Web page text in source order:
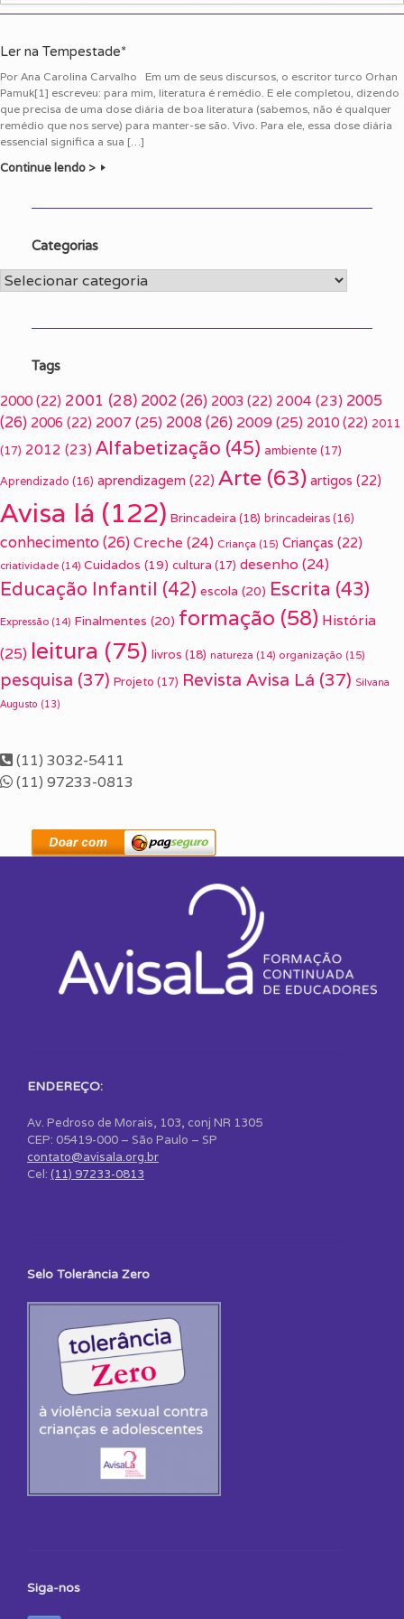
Ler na Tempestade*
Por Ana Carolina Carvalho Em um de seus discursos, o escritor turco Orhan
Pamuk[1] escreveu: para mim, literatura é remédio. E ele completou, dizendo
que precisa de uma dose diária de boa literatura (sabemos, não é qualquer
remédio que nos serve) para manter-se são. Vivo. Para ele, essa dose diária
essencial significa a sua […]
Continue lendo >
Categorias
Categorias
Tags
2000 (22) 2001 (28) 2002(26) 2003 (22) 2004 (23) 2005
(26) 2006 (22) 2007 (25) 2008(26) 2009(25) 2010 (22) 2011
(17) 2012 (23) Alfabetização (45) ambiente (17)
Aprendizado (16) aprendizagem (22) Arte (63) artigos (22)
Avisa lá (122) Brincadeira (18) brincadeiras (16)
conhecimento(26) Creche (24) Criança (15) Crianças (22)
criatividade (14) Cuidados (19) cultura (17) desenho (24)
Educação Infantil (42) escola (20) Escrita (43)
Expressão (14) Finalmentes (20) formação (58) História
(25) leitura (75) livros (18) natureza (14) organização (15)
pesquisa (37) Projeto (17) Revista Avisa Lá (37) Silvana
Augusto (13)
(11) 3032-5411
(11) 97233-0813
ENDEREÇO:
Av. Pedroso de Morais, 103, conj NR 1305
CEP: 05419-000 – São Paulo – SP
contato@avisala.org.br
Cel: (11) 97233-0813
Selo Tolerância Zero
Siga-nos